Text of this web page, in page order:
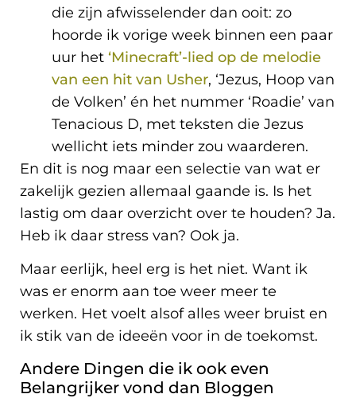
die zijn afwisselender dan ooit: zo
hoorde ik vorige week binnen een paar
uur het ‘Minecraft’-lied op de melodie
van een hit van Usher, ‘Jezus, Hoop van
de Volken’ én het nummer ‘Roadie’ van
Tenacious D, met teksten die Jezus
wellicht iets minder zou waarderen.
En dit is nog maar een selectie van wat er
zakelijk gezien allemaal gaande is. Is het
lastig om daar overzicht over te houden? Ja.
Heb ik daar stress van? Ook ja.
Maar eerlijk, heel erg is het niet. Want ik
was er enorm aan toe weer meer te
werken. Het voelt alsof alles weer bruist en
ik stik van de ideeën voor in de toekomst.
Andere Dingen die ik ook even
Belangrijker vond dan Bloggen